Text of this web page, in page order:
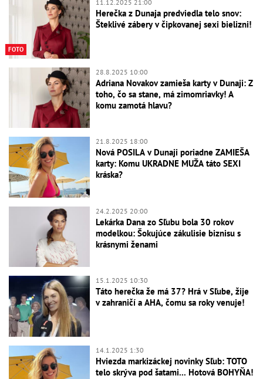
FOTO
11.12.2025 21:00
Herečka z Dunaja predviedla telo snov:
Šteklivé zábery v čipkovanej sexi bielizni!
28.8.2025 10:00
Adriana Novakov zamieša karty v Dunaji: Z
toho, čo sa stane, má zimomriavky! A
komu zamotá hlavu?
21.8.2025 18:00
Nová POSILA v Dunaji poriadne ZAMIEŠA
karty: Komu UKRADNE MUŽA táto SEXI
kráska?
24.2.2025 20:00
Lekárka Dana zo Sľubu bola 30 rokov
modelkou: Šokujúce zákulisie biznisu s
krásnymi ženami
15.1.2025 10:30
Táto herečka že má 37? Hrá v Sľube, žije
v zahraničí a AHA, čomu sa roky venuje!
14.1.2025 1:30
Hviezda markizáckej novinky Sľub: TOTO
telo skrýva pod šatami... Hotová BOHYŇA!